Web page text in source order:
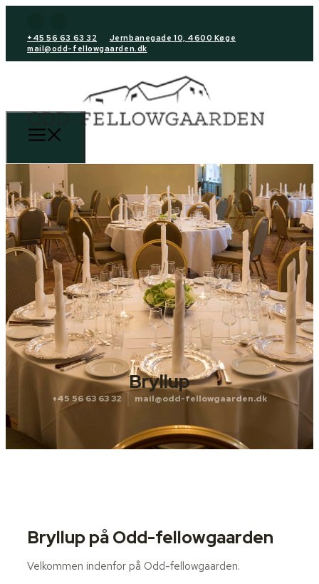
+45 56 63 63 32
Jernbanegade 10, 4600 Køge
mail@odd-fellowgaarden.dk
Bryllup
+45 56 63 63 32 mail@odd-fellowgaarden.dk
Bryllup på Odd-fellowgaarden
Velkommen indenfor på Odd-fellowgaarden.